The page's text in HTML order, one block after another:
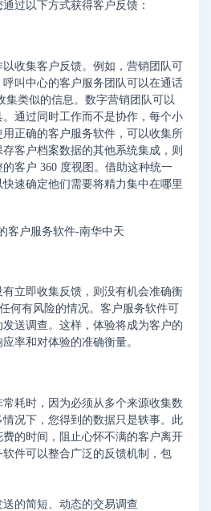
过以下方式获得客户反馈：
收集客户反馈。例如，营销团队可
叫中心的客户服务团队可以在通话
集类似的信息。数字营销团队可以
通过同时工作而不是协作，每个小
正确的客户服务软件，可以收集所
客户档案数据的其他系统集成，则
客户 360 度视图。借助这种统一
速确定他们需要将精力集中在哪里
立即收集反馈，则没有机会准确衡
何有风险的情况。客户服务软件可
送调查。这样，体验将成为客户的
率和对体验的准确衡量。
耗时，因为必须从多个来源收集数
况下，您得到的数据只是轶事。此
的时间，阻止心怀不满的客户离开
件可以整合广泛的反馈机制，包
的简短、动态的交易调查